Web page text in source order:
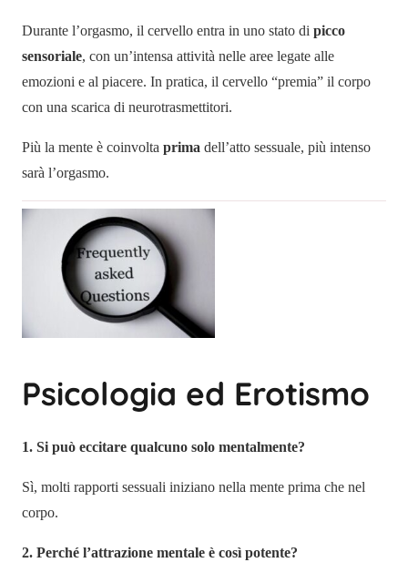
Durante l’orgasmo, il cervello entra in uno stato di picco
sensoriale, con un’intensa attività nelle aree legate alle
emozioni e al piacere. In pratica, il cervello “premia” il corpo
con una scarica di neurotrasmettitori.
Più la mente è coinvolta prima dell’atto sessuale, più intenso
sarà l’orgasmo.
Psicologia ed Erotismo
1. Si può eccitare qualcuno solo mentalmente?
Sì, molti rapporti sessuali iniziano nella mente prima che nel
corpo.
2. Perché l’attrazione mentale è così potente?